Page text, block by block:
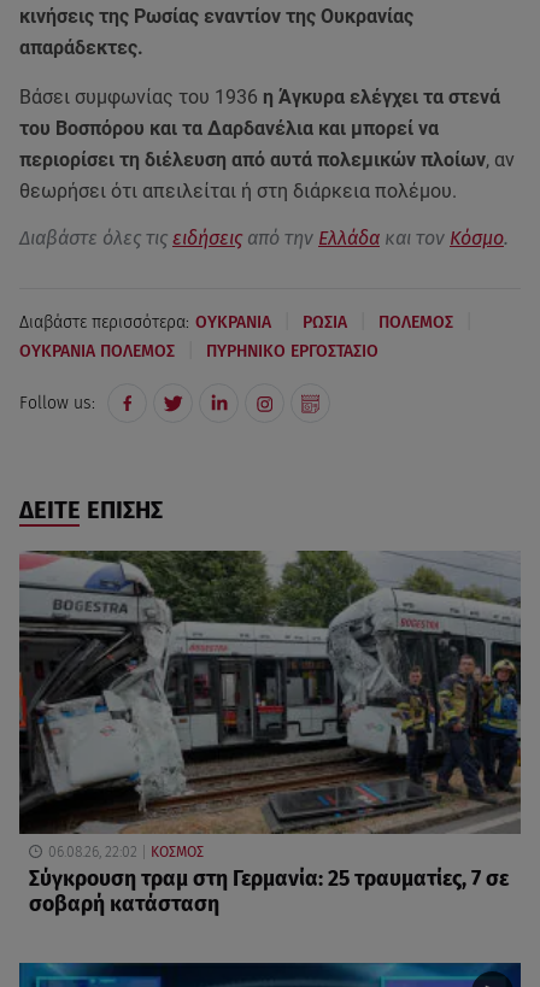
κινήσεις της Ρωσίας εναντίον της Ουκρανίας
απαράδεκτες.
Βάσει συμφωνίας του 1936 η Άγκυρα ελέγχει τα στενά
του Βοσπόρου και τα Δαρδανέλια και μπορεί να
περιορίσει τη διέλευση από αυτά πολεμικών πλοίων, αν
θεωρήσει ότι απειλείται ή στη διάρκεια πολέμου.
Διαβάστε όλες τις ειδήσεις από την Ελλάδα και τον Κόσμο.
Διαβάστε περισσότερα: ΟΥΚΡΑΝΙΑ ΡΩΣΙΑ ΠΟΛΕΜΟΣ
ΟΥΚΡΑΝΙΑ ΠΟΛΕΜΟΣ ΠΥΡΗΝΙΚΟ ΕΡΓΟΣΤΑΣΙΟ
Follow us:
ΔΕΙΤΕ ΕΠΙΣΗΣ
06.08.26, 22:02 ΚΟΣΜΟΣ
Σύγκρουση τραμ στη Γερμανία: 25 τραυματίες, 7 σε
σοβαρή κατάσταση